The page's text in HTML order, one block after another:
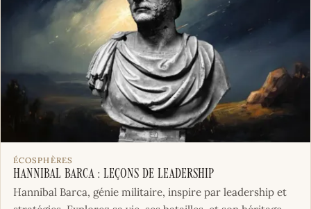
ÉCOSPHÈRES
Hannibal Barca : Leçons de leadership
Hannibal Barca, génie militaire, inspire par leadership et